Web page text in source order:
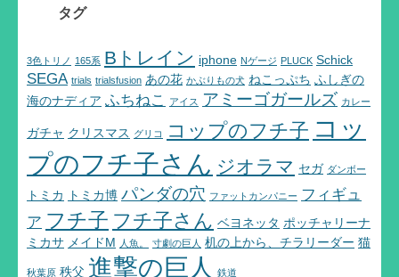
タグ
3色トリノ 165系 Bトレイン iphone Nゲージ PLUCK Schick
SEGA trials trialsfusion あの花 かぶりもの犬 ねこっぷち ふしぎの
海のナディア ふちねこ アイス アミーゴガールズ カレー
ガチャ クリスマス グリコ コップのフチ子 コッ
プのフチ子さん ジオラマ セガ ダンボー
トミカ トミカ博 パンダの穴 ファットカンパニー フィギュ
ア フチ子 フチ子さん ベヨネッタ ポッチャリーナ
ミカサ メイドM 人魚。 寸劇の巨人 机の上から、チラリーダー 猫
秋葉原 秩父 進撃の巨人 鉄道